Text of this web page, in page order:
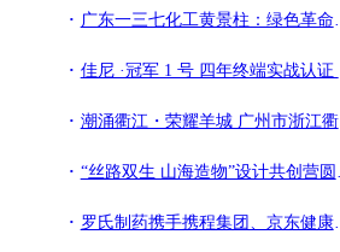
广东一三七化工黄景柱：绿色革命的践行者
佳尼 ·冠军 1 号 四年终端实战认证 床垫标杆爆品全维度介绍
潮涌衢江・荣耀羊城 广州市浙江衢州商会第二届理事会换届就职典
“丝路双生 山海造物”设计共创营圆满结营，38份创意方案解锁晋江文创全新表达
罗氏制药携手携程集团、京东健康启动暑期出行流感公益宣教行动